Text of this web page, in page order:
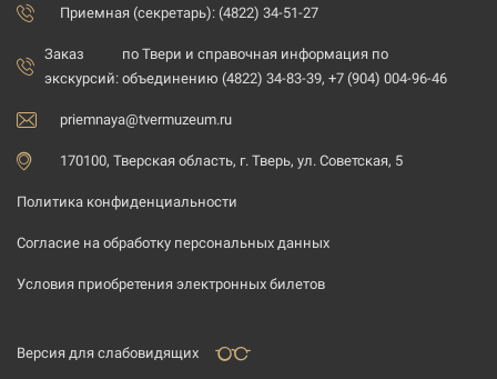
Приемная (секретарь): (4822) 34-51-27
Заказ
экскурсий:
по Твери и справочная информация по
объединению (4822) 34-83-39, +7 (904) 004-96-46
priemnaya@tvermuzeum.ru
170100, Тверская область, г. Тверь, ул. Советская, 5
Политика конфиденциальности
Согласие на обработку персональных данных
Условия приобретения электронных билетов
Версия для слабовидящих